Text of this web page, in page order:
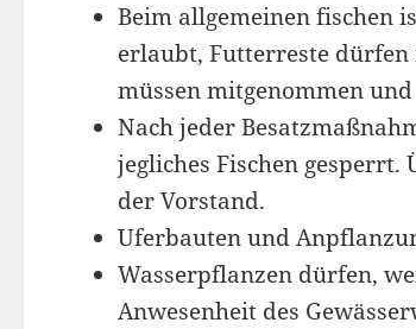
Beim allgemeinen fischen
erlaubt, Futterreste
müssen mitgenommen
Nach jeder
jegliches Fischen gesperrt.
der Vorstand.
Uferbauten und
Wasserpflanzen dürfen,
Anwesenheit des